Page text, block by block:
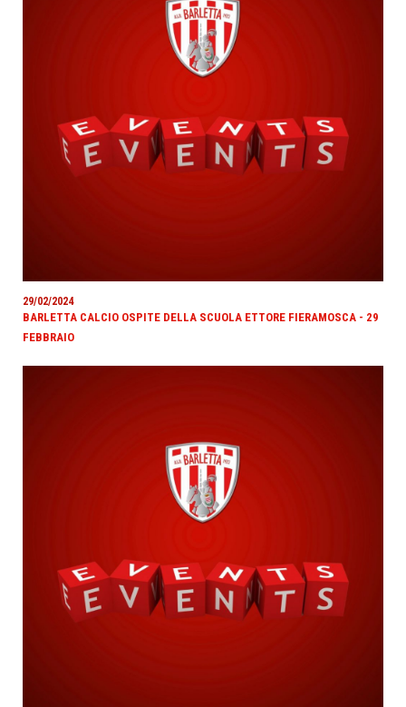
29/02/2024
BARLETTA CALCIO OSPITE DELLA SCUOLA ETTORE FIERAMOSCA - 29
FEBBRAIO